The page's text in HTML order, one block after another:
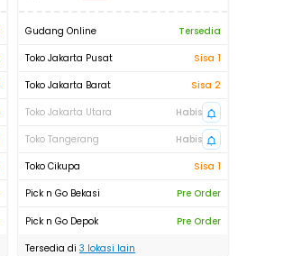
Gudang Online
Tersedia
Toko Jakarta Pusat
Sisa 1
Toko Jakarta Barat
Sisa 2
Toko Jakarta Utara
Habis
Toko Tangerang
Habis
Toko Cikupa
Sisa 1
Pick n Go Bekasi
Pre Order
Pick n Go Depok
Pre Order
Tersedia di 3 lokasi lain